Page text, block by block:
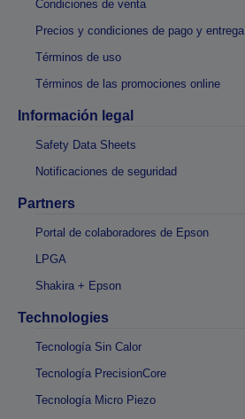
Condiciones de venta
Precios y condiciones de pago y entrega
Términos de uso
Términos de las promociones online
Información legal
Safety Data Sheets
Notificaciones de seguridad
Partners
Portal de colaboradores de Epson
LPGA
Shakira + Epson
Technologies
Tecnología Sin Calor
Tecnología PrecisionCore
Tecnología Micro Piezo